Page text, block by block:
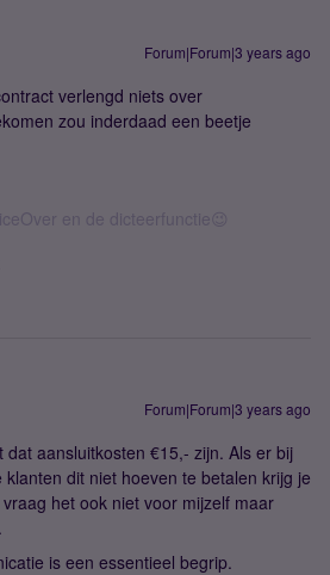
Forum|Forum|3 years ago
verlengd niets over
zou inderdaad een beetje
en de dicteerfunctie😉
Forum|Forum|3 years ago
dat aansluitkosten €15,- zijn. Als er bij
dit niet hoeven te betalen krijg je
het ook niet voor mijzelf maar
is een essentieel begrip.